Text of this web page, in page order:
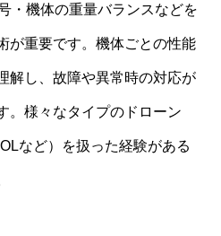
・機体の重量バランスなどを
が重要です。機体ごとの性能
解し、故障や異常時の対応が
。様々なタイプのドローン
など）を扱った経験がある